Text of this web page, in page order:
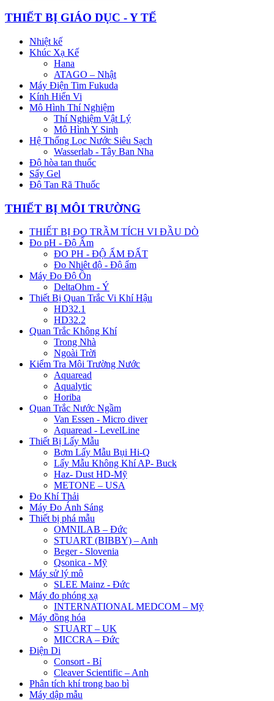
THIẾT BỊ GIÁO DỤC - Y TẾ
Nhiệt kế
Khúc Xạ Kế
Hana
ATAGO – Nhật
Máy Điện Tim Fukuda
Kính Hiển Vi
Mô Hình Thí Nghiệm
Thí Nghiệm Vật Lý
Mô Hình Y Sinh
Hệ Thống Lọc Nước Siêu Sạch
Wasserlab - Tây Ban Nha
Độ hòa tan thuốc
Sấy Gel
Độ Tan Rã Thuốc
THIẾT BỊ MÔI TRƯỜNG
THIẾT BỊ ĐO TRẦM TÍCH VI ĐẦU DÒ
Đo pH - Độ Ẩm
ĐO PH - ĐỘ ẨM ĐẤT
Đo Nhiêt độ - Độ ẩm
Máy Đo Độ Ồn
DeltaOhm - Ý
Thiết Bị Quan Trắc Vi Khí Hậu
HD32.1
HD32.2
Quan Trắc Không Khí
Trong Nhà
Ngoài Trời
Kiểm Tra Môi Trường Nước
Aquaread
Aqualytic
Horiba
Quan Trắc Nước Ngầm
Van Essen - Micro diver
Aquaread - LevelLine
Thiết Bị Lấy Mẫu
Bơm Lấy Mẫu Bụi Hi-Q
Lấy Mẫu Không Khí AP- Buck
Haz- Dust HD-Mỹ
METONE – USA
Đo Khí Thải
Máy Đo Ánh Sáng
Thiết bị phá mẫu
OMNILAB – Đức
STUART (BIBBY) – Anh
Beger - Slovenia
Qsonica - Mỹ
Máy sử lý mô
SLEE Mainz - Đức
Máy đo phóng xạ
INTERNATIONAL MEDCOM – Mỹ
Máy đồng hóa
STUART – UK
MICCRA – Đức
Điện Di
Consort - Bỉ
Cleaver Scientific – Anh
Phân tích khí trong bao bì
Máy dập mẫu